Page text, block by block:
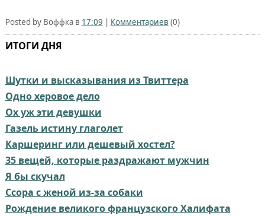
Posted by Воффка в 17:09 | Комментариев (0)
ИТОГИ ДНЯ
Шутки и высказывания из Твиттера
Одно херовое дело
Ох уж эти девушки
Газель истину глаголет
Каршеринг или дешевый хостел?
35 вещей, которые раздражают мужчин
Я бы скучал
Ссора с женой из-за собаки
Рождение великого французского Халифата